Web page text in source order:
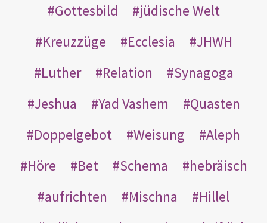
Gottesbild
jüdische Welt
Kreuzzüge
Ecclesia
JHWH
Luther
Relation
Synagoga
Jeshua
Yad Vashem
Quasten
Doppelgebot
Weisung
Aleph
Höre
Bet Schema
hebräisch
aufrichten
Mischna
Hillel